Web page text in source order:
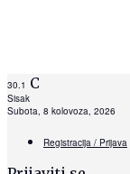
30.1 C
Sisak
Subota, 8 kolovoza, 2026
Registracija / Prijava